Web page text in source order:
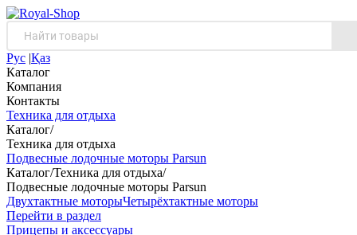
Рус |Қаз
Каталог
Компания
Контакты
Техника для отдыха
Каталог/
Техника для отдыха
Подвесные лодочные моторы Parsun
Каталог/Техника для отдыха/
Подвесные лодочные моторы Parsun
Двухтактные моторыЧетырёхтактные моторы
Перейти в раздел
Прицепы и аксессуары